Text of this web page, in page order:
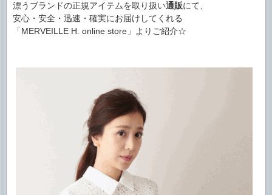
漂うブランドの正規アイテムを取り扱い通販にて、
安心・安全・迅速・確実にお届けしてくれる
「MERVEILLE H. online store」よりご紹介☆